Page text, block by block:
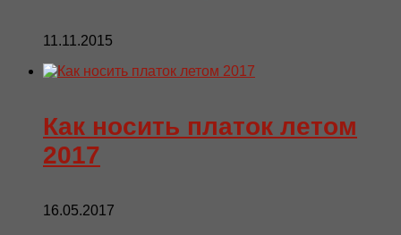
11.11.2015
Как носить платок летом
2017
16.05.2017